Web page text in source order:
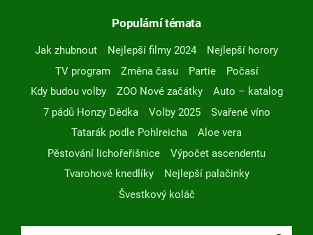
Populární témata
Jak zhubnout Nejlepší filmy 2024
Nejlepší horory
TV program
Změna času Partie
Počasí
Kdy budou volby
ZOO Nové začátky
Auto – katalog
7 pádů Honzy Dědka
Volby 2025
Svařené víno
Tatarák podle Pohlreicha
Aloe vera
Pěstování lichořeřišnice
Výpočet ascendentu
Tvarohové knedlíky
Nejlepší palačinky
Švestkový koláč